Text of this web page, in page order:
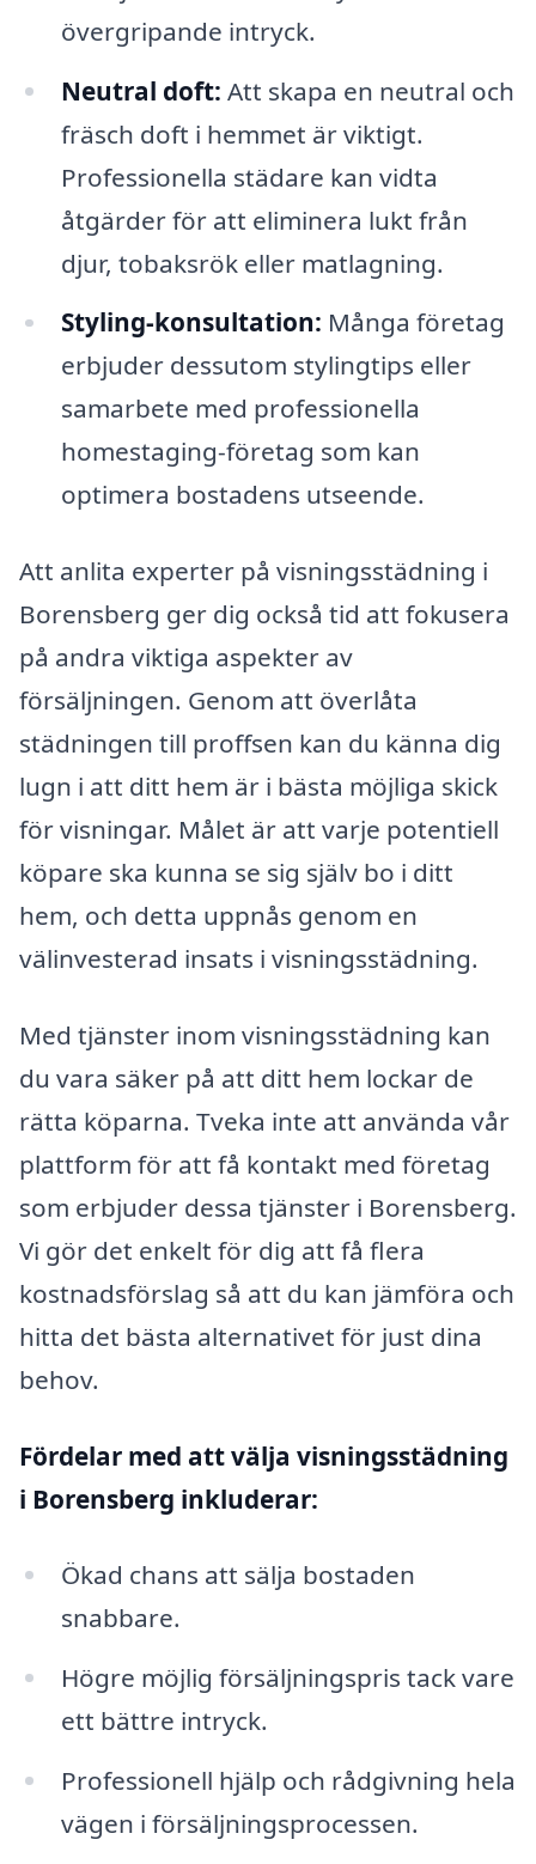
övergripande intryck.
Neutral doft: Att skapa en neutral och
fräsch doft i hemmet är viktigt.
Professionella städare kan vidta
åtgärder för att eliminera lukt från
djur, tobaksrök eller matlagning.
Styling-konsultation: Många företag
erbjuder dessutom stylingtips eller
samarbete med professionella
homestaging-företag som kan
optimera bostadens utseende.
Att anlita experter på visningsstädning i
Borensberg ger dig också tid att fokusera
på andra viktiga aspekter av
försäljningen. Genom att överlåta
städningen till proffsen kan du känna dig
lugn i att ditt hem är i bästa möjliga skick
för visningar. Målet är att varje potentiell
köpare ska kunna se sig själv bo i ditt
hem, och detta uppnås genom en
välinvesterad insats i visningsstädning.
Med tjänster inom visningsstädning kan
du vara säker på att ditt hem lockar de
rätta köparna. Tveka inte att använda vår
plattform för att få kontakt med företag
som erbjuder dessa tjänster i Borensberg.
Vi gör det enkelt för dig att få flera
kostnadsförslag så att du kan jämföra och
hitta det bästa alternativet för just dina
behov.
Fördelar med att välja visningsstädning
i Borensberg inkluderar:
Ökad chans att sälja bostaden
snabbare.
Högre möjlig försäljningspris tack vare
ett bättre intryck.
Professionell hjälp och rådgivning hela
vägen i försäljningsprocessen.